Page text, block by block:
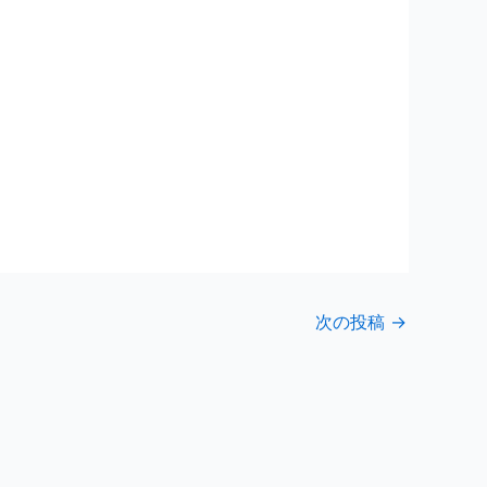
次の投稿 →